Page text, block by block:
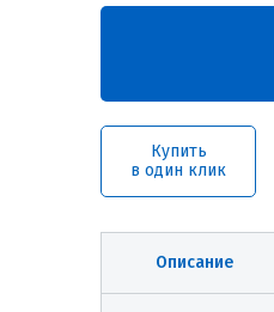
Купить
в один клик
Описание